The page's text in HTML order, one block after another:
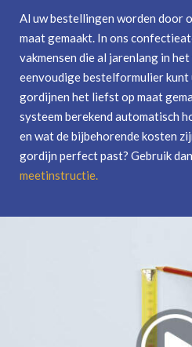
Al uw bestellingen worden door
maat gemaakt. In ons
vakmensen die al jarenlang in
eenvoudige bestelformulier kunt
gordijnen het liefst op maat
systeem berekend automatisch
en wat de bijbehorende kosten
gordijn perfect past? Gebruik
meetinstructie.